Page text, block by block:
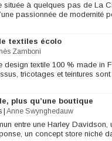
située à quelques pas de La
passionnée de modernité
textiles écolo
Zamboni
design textile 100 % made in
tricotages et teintures
plus qu’une boutique
Anne Swynghedauw
entre une Harley Davidson,
un concept store niché